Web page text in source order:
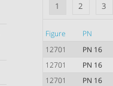
1 2 3
Figure PN
12701
PN 16
12701
PN 16
12701
PN 16